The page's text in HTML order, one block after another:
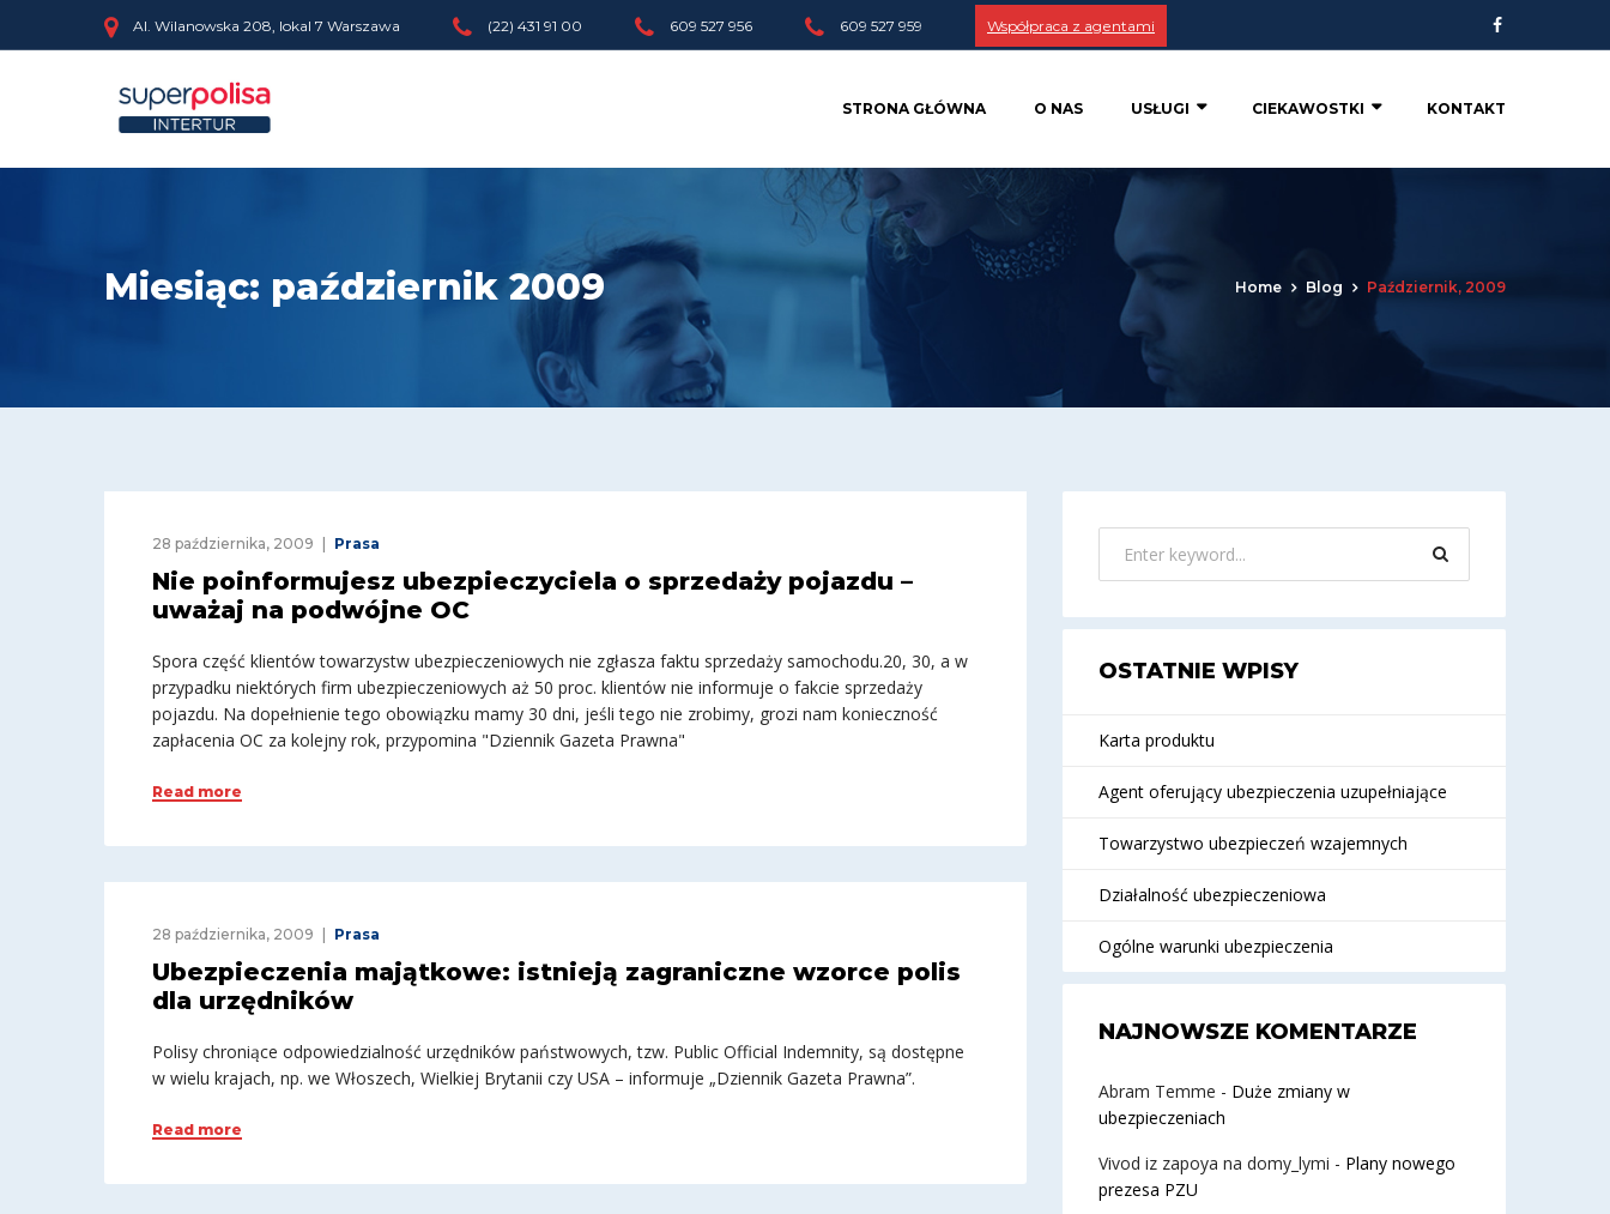
Al. Wilanowska 208, lokal 7 Warszawa (22) 431 91 00 609 527 956 609 527 959 Współpraca z agentami
STRONA GŁÓWNA O NAS USŁUGI CIEKAWOSTKI KONTAKT
Miesiąc: październik 2009 Home Blog Październik, 2009
28 października, 2009 Prasa
Nie poinformujesz ubezpieczyciela o sprzedaży pojazdu –
uważaj na podwójne OC
Spora część klientów towarzystw ubezpieczeniowych nie zgłasza faktu sprzedaży samochodu.20, 30, a w
przypadku niektórych firm ubezpieczeniowych aż 50 proc. klientów nie informuje o fakcie sprzedaży
pojazdu. Na dopełnienie tego obowiązku mamy 30 dni, jeśli tego nie zrobimy, grozi nam konieczność
zapłacenia OC za kolejny rok, przypomina "Dziennik Gazeta Prawna"
Read more
28 października, 2009 Prasa
Ubezpieczenia majątkowe: istnieją zagraniczne wzorce polis
dla urzędników
Polisy chroniące odpowiedzialność urzędników państwowych, tzw. Public Official Indemnity, są dostępne
w wielu krajach, np. we Włoszech, Wielkiej Brytanii czy USA – informuje „Dziennik Gazeta Prawna”.
Read more
OSTATNIE WPISY
Karta produktu
Agent oferujący ubezpieczenia uzupełniające
Towarzystwo ubezpieczeń wzajemnych
Działalność ubezpieczeniowa
Ogólne warunki ubezpieczenia
NAJNOWSZE KOMENTARZE
Abram Temme - Duże zmiany w
ubezpieczeniach
Vivod iz zapoya na domy_lymi - Plany nowego
prezesa PZU